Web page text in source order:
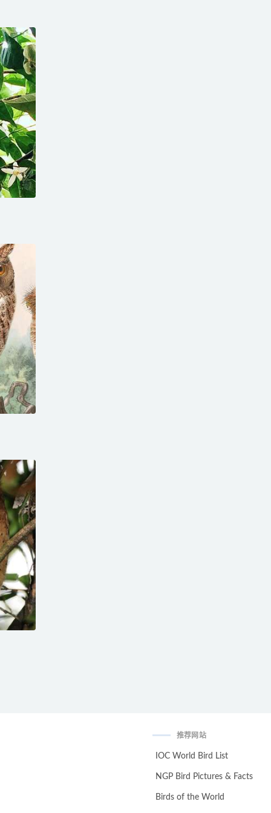
推荐网站
IOC World Bird List
NGP Bird Pictures & Facts
Birds of the World